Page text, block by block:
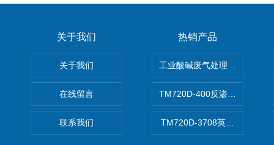
关于我们
关于我们
在线留言
联系我们
热销产品
工业酸碱废气处理设备
TM720D-400反渗透膜
TM720D-3708英寸低压反渗